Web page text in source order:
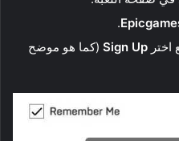
.
Sign Up (كما هو موضح